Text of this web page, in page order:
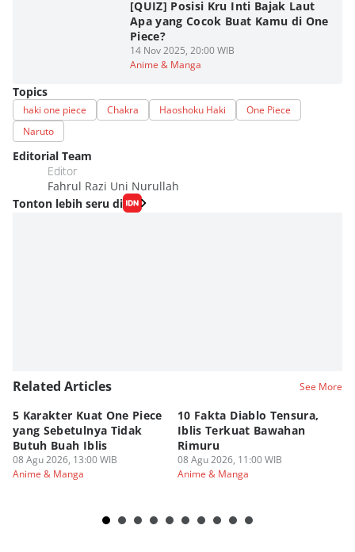
[QUIZ] Posisi Kru Inti Bajak Laut
Apa yang Cocok Buat Kamu di One
Piece?
14 Nov 2025, 20:00 WIB
Anime & Manga
Topics
haki one piece Chakra Haoshoku Haki
One Piece
Naruto
Editorial Team
Editor
Fahrul Razi Uni Nurullah
Tonton lebih seru di
Related Articles See More
5 Karakter Kuat One Piece
yang Sebetulnya Tidak
Butuh Buah Iblis
08 Agu 2026, 13:00 WIB
Anime & Manga
10 Fakta Diablo Tensura,
Iblis Terkuat Bawahan
Rimuru
08 Agu 2026, 11:00 WIB
Anime & Manga